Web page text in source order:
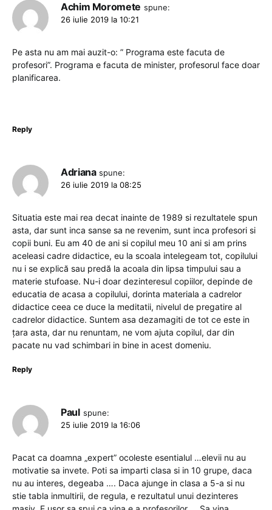
Achim Moromete spune:
26 iulie 2019 la 10:21
Pe asta nu am mai auzit-o: ” Programa este facuta de
profesori”. Programa e facuta de minister, profesorul face doar
planificarea.
Reply
Adriana spune:
26 iulie 2019 la 08:25
Situatia este mai rea decat inainte de 1989 si rezultatele spun
asta, dar sunt inca sanse sa ne revenim, sunt inca profesori si
copii buni. Eu am 40 de ani si copilul meu 10 ani si am prins
aceleasi cadre didactice, eu la scoala intelegeam tot, copilului
nu i se explică sau predă la acoala din lipsa timpului sau a
materie stufoase. Nu-i doar dezinteresul copiilor, depinde de
educatia de acasa a copilului, dorinta materiala a cadrelor
didactice ceea ce duce la meditatii, nivelul de pregatire al
cadrelor didactice. Suntem asa dezamagiti de tot ce este in
țara asta, dar nu renuntam, ne vom ajuta copilul, dar din
pacate nu vad schimbari in bine in acest domeniu.
Reply
Paul spune:
25 iulie 2019 la 16:06
Pacat ca doamna „expert” ocoleste esentialul …elevii nu au
motivatie sa invete. Poti sa imparti clasa si in 10 grupe, daca
nu au interes, degeaba …. Daca ajunge in clasa a 5-a si nu
stie tabla inmultirii, de regula, e rezultatul unui dezinteres